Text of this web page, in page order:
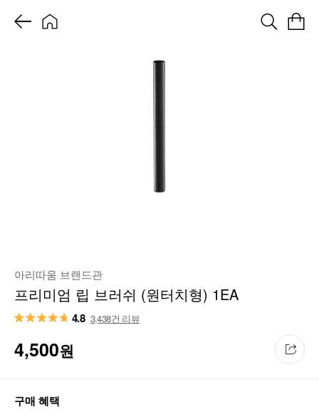
아리따움 브랜드관
프리미엄 립 브러쉬 (원터치형) 1EA
4.8 3,438건 리뷰
4,500원
구매 혜택